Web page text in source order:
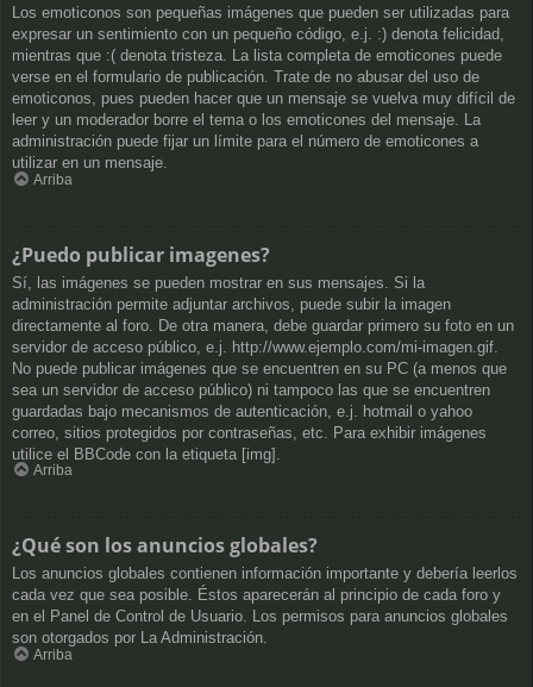
Los emoticonos son pequeñas imágenes que pueden ser utilizadas para
expresar un sentimiento con un pequeño código, e.j. :) denota felicidad,
mientras que :( denota tristeza. La lista completa de emoticones puede
verse en el formulario de publicación. Trate de no abusar del uso de
emoticonos, pues pueden hacer que un mensaje se vuelva muy difícil de
leer y un moderador borre el tema o los emoticones del mensaje. La
administración puede fijar un límite para el número de emoticones a
utilizar en un mensaje.
Arriba
¿Puedo publicar imagenes?
Sí, las imágenes se pueden mostrar en sus mensajes. Si la
administración permite adjuntar archivos, puede subir la imagen
directamente al foro. De otra manera, debe guardar primero su foto en un
servidor de acceso público, e.j. http://www.ejemplo.com/mi-imagen.gif.
No puede publicar imágenes que se encuentren en su PC (a menos que
sea un servidor de acceso público) ni tampoco las que se encuentren
guardadas bajo mecanismos de autenticación, e.j. hotmail o yahoo
correo, sitios protegidos por contraseñas, etc. Para exhibir imágenes
utilice el BBCode con la etiqueta [img].
Arriba
¿Qué son los anuncios globales?
Los anuncios globales contienen información importante y debería leerlos
cada vez que sea posible. Éstos aparecerán al principio de cada foro y
en el Panel de Control de Usuario. Los permisos para anuncios globales
son otorgados por La Administración.
Arriba